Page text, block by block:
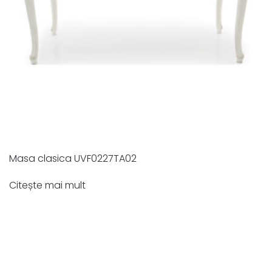
Masa clasica UVF0227TA02
Citește mai mult